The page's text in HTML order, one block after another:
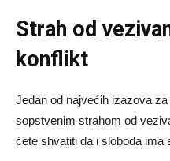
Strah od
konflikt
Jedan od najvećih izazova
sopstvenim strahom od
ćete shvatiti da i sloboda ima